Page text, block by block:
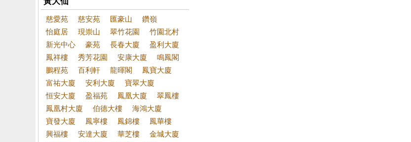
慈愛苑 慈安苑 匯豪山
鑽嶺
怡庭居
現崇山 翠竹花園
竹園北村
新光中心
豪苑 長春大廈
盈利大廈
鳳祥樓
秀芳花園 安康大廈
鳴鳳閣
鵬程苑
百利軒 龍暉閣
鳳寶大廈
富祐大廈
安利大廈
寶翠大廈
恒安大廈
盈福苑 鳳凰大廈
翠鳳樓
鳳凰村大廈
伯德大樓
海鴻大廈
寶發大廈
鳳寧樓 鳳錦樓
鳳華樓
興福樓
安達大廈 華芝樓
金城大廈